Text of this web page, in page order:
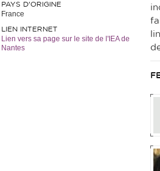
PAYS D'ORIGINE
France
LIEN INTERNET
Lien vers sa page sur le site de l'IEA de
Nantes